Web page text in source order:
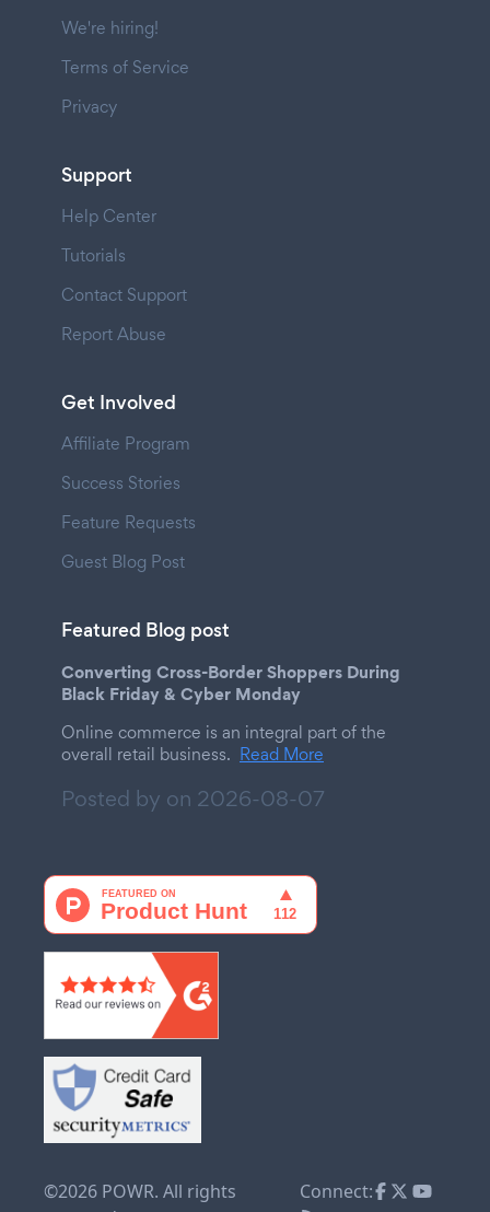
We're hiring!
Terms of Service
Privacy
Support
Help Center
Tutorials
Contact Support
Report Abuse
Get Involved
Affiliate Program
Success Stories
Feature Requests
Guest Blog Post
Featured Blog post
Converting Cross-Border Shoppers During
Black Friday & Cyber Monday
Online commerce is an integral part of the
overall retail business. Read More
Posted by on 2026-08-07
©2026 POWR. All rights
Connect: